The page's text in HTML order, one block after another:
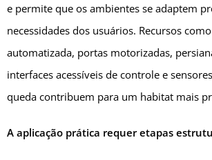
e permite que os ambientes se adaptem
necessidades dos usuários. Recursos
automatizada, portas motorizadas,
interfaces acessíveis de controle e
queda contribuem para um habitat mais
A aplicação prática requer etapas